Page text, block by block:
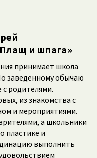
и шпага»
принимает школа
заведенному обычаю
с родителями.
из знакомства с
и мероприятиями.
а школьники
пластике и
выполнить